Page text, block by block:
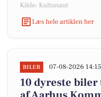
Kilde: Kultunaut
Læs hele artiklen her
BILER 07-08-2026 14:15
10 dyreste